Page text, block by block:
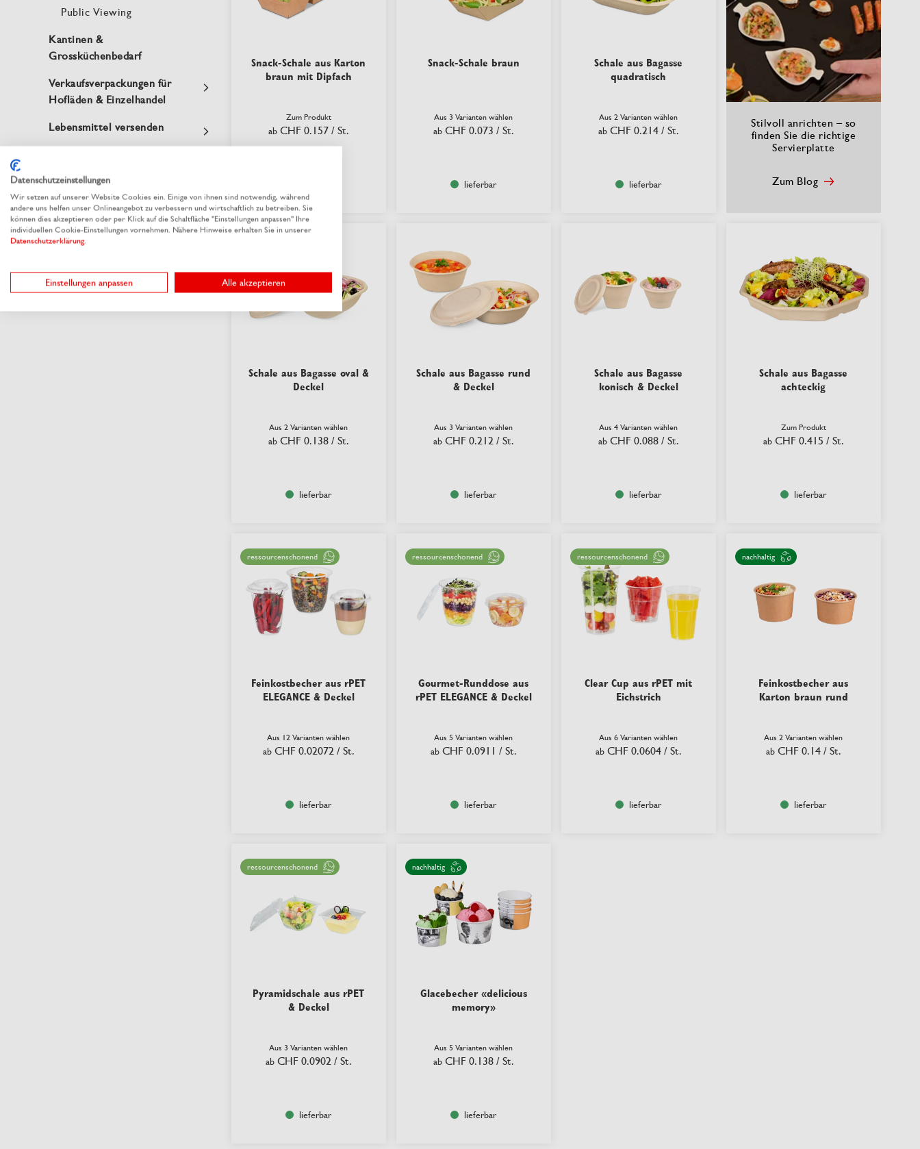
Snack-Schale aus Karton
braun mit Dipfach
Zum Produkt
ab CHF 0.157 / St.
Snack-Schale braun
Aus 3 Varianten wählen
ab CHF 0.073 / St.
lieferbar
Schale aus Bagasse
quadratisch
Aus 2 Varianten wählen
ab CHF 0.214 / St.
lieferbar
Stilvoll anrichten – so
finden Sie die richtige
Servierplatte
Zum Blog
Schale aus Bagasse oval &
Deckel
Aus 2 Varianten wählen
ab CHF 0.138 / St.
lieferbar
Schale aus Bagasse rund
& Deckel
Aus 3 Varianten wählen
ab CHF 0.212 / St.
lieferbar
Schale aus Bagasse
konisch & Deckel
Aus 4 Varianten wählen
ab CHF 0.088 / St.
lieferbar
Schale aus Bagasse
achteckig
Zum Produkt
ab CHF 0.415 / St.
lieferbar
ressourcenschonend
Feinkostbecher aus rPET
ELEGANCE & Deckel
Aus 12 Varianten wählen
ab CHF 0.02072 / St.
lieferbar
ressourcenschonend
Gourmet-Runddose aus
rPET ELEGANCE & Deckel
Aus 5 Varianten wählen
ab CHF 0.0911 / St.
lieferbar
ressourcenschonend
Clear Cup aus rPET mit
Eichstrich
Aus 6 Varianten wählen
ab CHF 0.0604 / St.
lieferbar
nachhaltig
Feinkostbecher aus
Karton braun rund
Aus 2 Varianten wählen
ab CHF 0.14 / St.
lieferbar
ressourcenschonend
Pyramidschale aus rPET
& Deckel
Aus 3 Varianten wählen
ab CHF 0.0902 / St.
lieferbar
nachhaltig
Glacebecher «delicious
memory»
Aus 5 Varianten wählen
ab CHF 0.138 / St.
lieferbar
Unsere Produkte
Public Viewing
Kantinen &
Grossküchenbedarf
Verkaufsverpackungen für
Hofläden & Einzelhandel
Lebensmittel versenden
Osterverpackungen
Verpackungslinien by
Datenschutzeinstellungen
Wir setzen auf unserer Website Cookies ein. Einige von ihnen sind notwendig, während
andere uns helfen unser Onlineangebot zu verbessern und wirtschaftlich zu betreiben. Sie
können dies akzeptieren oder per Klick auf die Schaltfläche "Einstellungen anpassen" Ihre
individuellen Cookie-Einstellungen vornehmen. Nähere Hinweise erhalten Sie in unserer
Datenschutzerklärung.
Einstellungen anpassen Alle akzeptieren